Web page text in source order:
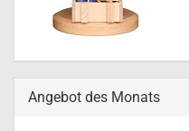
Angebot des Monats